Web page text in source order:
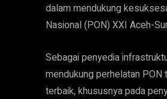
dalam mendukung
Nasional (PON) XXI Aceh-
Sebagai penyedia
mendukung perhelatan
terbaik, khususnya pada